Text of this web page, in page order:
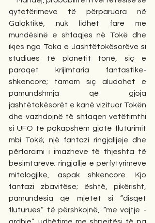
qytetërimeve të përparuara në
Galaktikë, nuk lidhet fare me
mundësinë e shfaqjes në Tokë dhe
ikjes nga Toka e Jashtëtokësorëve si
studiues të planetit tonë, siç e
paraqet krijimtaria fantastike-
shkencore; tamam siç aludohet e
pamundshmja që gjoja
jashtëtokësorët e kanë vizituar Tokën
dhe vazhdojnë të shfaqen vetëtimthi
si UFO të pakapshëm gjatë fluturimit
mbi Tokë; një fantazi ringjalljeje dhe
përforcimi i imazheve të thjeshta të
besimtarëve; ringjallje e përfytyrimeve
mitologjike, aspak shkencore. Kjo
fantazi zbavitëse; është, pikërisht,
pamundësia që mjetet si “disqet
fluturues” të përshkojnë, “me vajtje -